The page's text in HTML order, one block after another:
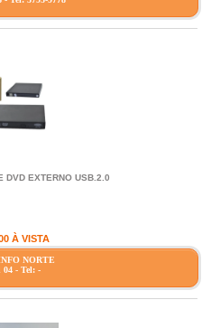
DVD EXTERNO USB.2.0
À VISTA
NORTE
04 - Tel: -